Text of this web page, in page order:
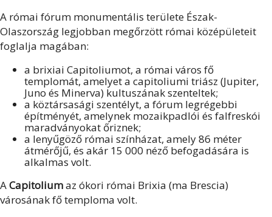
A római fórum monumentális területe Észak-
Olaszország legjobban megőrzött római középületeit
foglalja magában:
a brixiai Capitoliumot, a római város fő
templomát, amelyet a capitoliumi triász (Jupiter,
Juno és Minerva) kultuszának szenteltek;
a köztársasági szentélyt, a fórum legrégebbi
építményét, amelynek mozaikpadlói és falfreskói
maradványokat őriznek;
a lenyűgöző római színházat, amely 86 méter
átmérőjű, és akár 15 000 néző befogadására is
alkalmas volt.
ACapitoliumaz ókori római Brixia (ma Brescia)
városának fő temploma volt.